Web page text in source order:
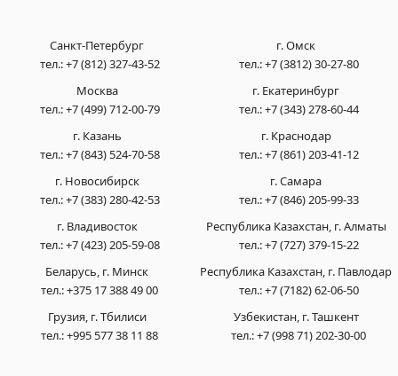
Санкт-Петербург
тел.:+7 (812) 327-43-52
Москва
тел.:+7 (499) 712-00-79
г. Казань
тел.:+7 (843) 524-70-58
г. Новосибирск
тел.:+7 (383) 280-42-53
г. Омск
тел.:+7 (3812) 30-27-80
г. Екатеринбург
тел.:+7 (343) 278-60-44
г. Краснодар
тел.:+7 (861) 203-41-12
г. Самара
тел.:+7 (846) 205-99-33
г. Владивосток
тел.:+7 (423) 205-59-08
Беларусь, г. Минск
тел.:+375 17 388 49 00
Грузия, г. Тбилиси
тел.:+995 577 38 11 88
Республика Казахстан, г. Алматы
тел.:+7 (727) 379-15-22
Республика Казахстан, г. Павлодар
тел.:+7 (7182) 62-06-50
Узбекистан, г. Ташкент
тел.:+7 (998 71) 202-30-00